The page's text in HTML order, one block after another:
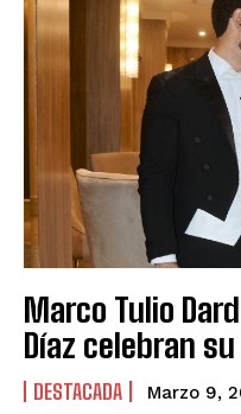
Marco Tulio
Díaz celebran
DESTACADA Marzo 9,